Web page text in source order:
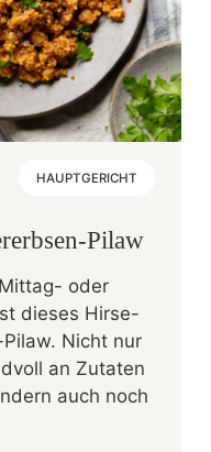
HAUPTGERICHT
Pilaw
oder
dieses Hirse-
Nicht nur
an Zutaten
auch noch